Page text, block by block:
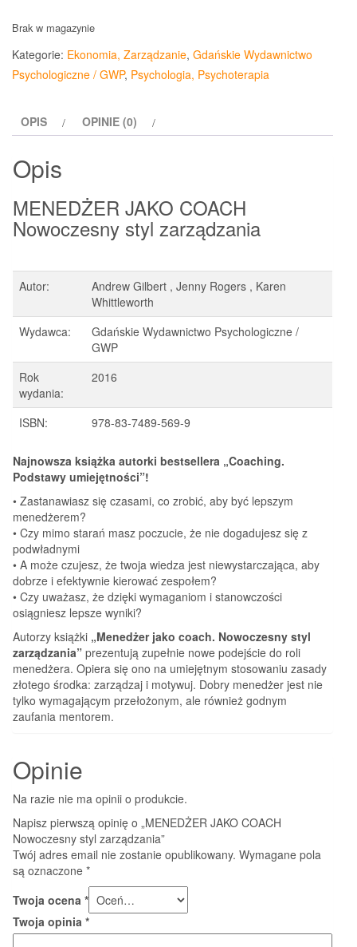
Brak w magazynie
Kategorie: Ekonomia, Zarządzanie, Gdańskie Wydawnictwo
Psychologiczne / GWP, Psychologia, Psychoterapia
OPIS OPINIE (0)
Opis
MENEDŻER JAKO COACH
Nowoczesny styl zarządzania
Autor:
Andrew Gilbert , Jenny Rogers , Karen
Whittleworth
Wydawca:
Gdańskie Wydawnictwo Psychologiczne /
GWP
Rok
wydania:
2016
ISBN: 978-83-7489-569-9
Najnowsza książka autorki bestsellera „Coaching.
Podstawy umiejętności”!
• Zastanawiasz się czasami, co zrobić, aby być lepszym
menedżerem?
• Czy mimo starań masz poczucie, że nie dogadujesz się z
podwładnymi
• A może czujesz, że twoja wiedza jest niewystarczająca, aby
dobrze i efektywnie kierować zespołem?
• Czy uważasz, że dzięki wymaganiom i stanowczości
osiągniesz lepsze wyniki?
Autorzy książki „Menedżer jako coach. Nowoczesny styl
zarządzania” prezentują zupełnie nowe podejście do roli
menedżera. Opiera się ono na umiejętnym stosowaniu zasady
złotego środka: zarządzaj i motywuj. Dobry menedżer jest nie
tylko wymagającym przełożonym, ale również godnym
zaufania mentorem.
Opinie
Na razie nie ma opinii o produkcie.
Napisz pierwszą opinię o „MENEDŻER JAKO COACH
Nowoczesny styl zarządzania”
Twój adres email nie zostanie opublikowany. Wymagane pola
są oznaczone *
Twoja ocena *
Twoja opinia *